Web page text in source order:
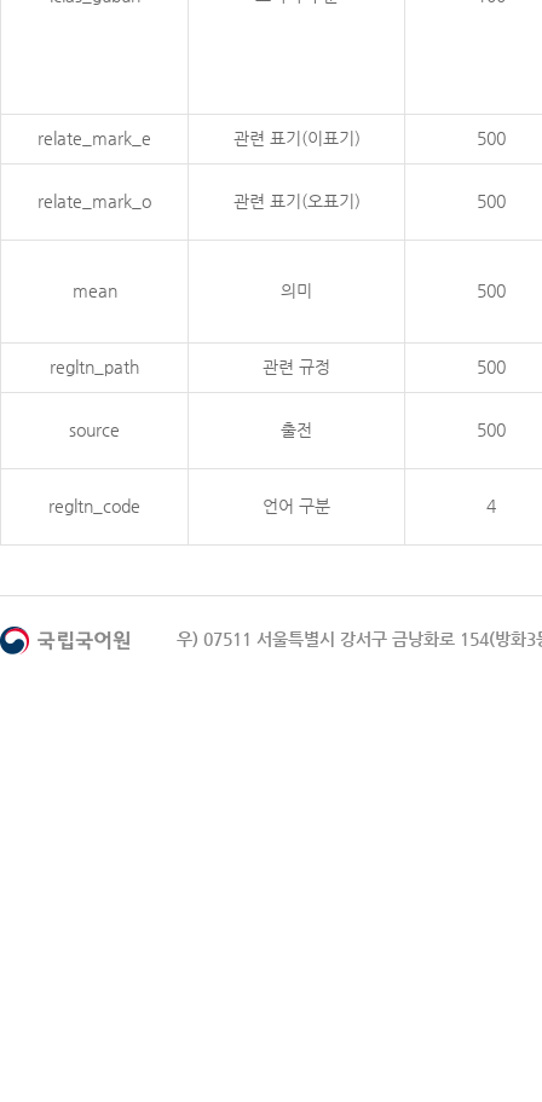
relate_mark_e 관련 표기(이표기) 500
relate_mark_o 관련 표기(오표기) 500
mean 의미 500
regltn_path 관련 규정 500
source 출전 500
regltn_code 언어 구분 4
우) 07511 서울특별시 강서구 금낭화로 154(방화3